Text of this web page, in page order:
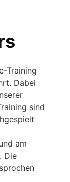
Training
Dabei
sind
am
Die